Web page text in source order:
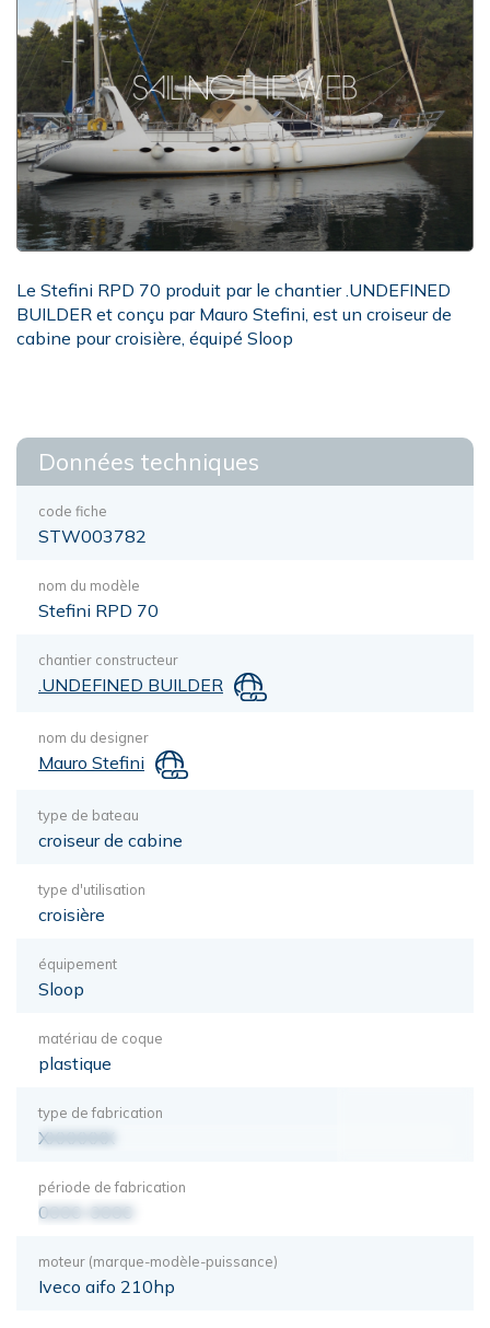
Le Stefini RPD 70 produit par le chantier .UNDEFINED
BUILDER et conçu par Mauro Stefini, est un croiseur de
cabine pour croisière, équipé Sloop
Données techniques
code fiche
STW003782
nom du modèle
Stefini RPD 70
chantier constructeur
.UNDEFINED BUILDER
nom du designer
Mauro Stefini
type de bateau
croiseur de cabine
type d'utilisation
croisière
équipement
Sloop
matériau de coque
plastique
type de fabrication
XXXXXXX
période de fabrication
0000-0000
moteur (marque-modèle-puissance)
Iveco aifo 210hp